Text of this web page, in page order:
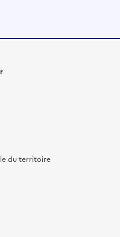
du territoire